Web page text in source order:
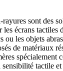
rayures sont des
écrans tactiles
ou les objets
de matériaux
spécialement
tactile